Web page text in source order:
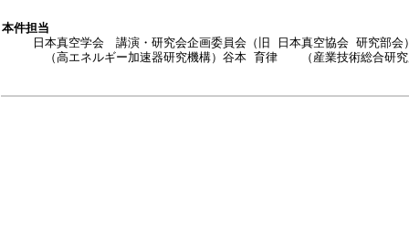
本件担当
日本真空学会　講演・研究会企画委員会（旧 日本真空協会 研究部会
（高エネルギー加速器研究機構）谷本 育律　　（産業技術総合研